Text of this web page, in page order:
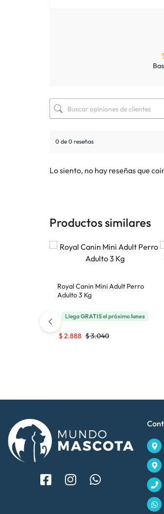
0 de 0 reseñas
Lo siento, no hay reseñas que
Productos similares
Royal Canin Mini Adult Perro
Adulto 3 Kg
LlegaGRATISel próximolunes
$3.040
$2.888